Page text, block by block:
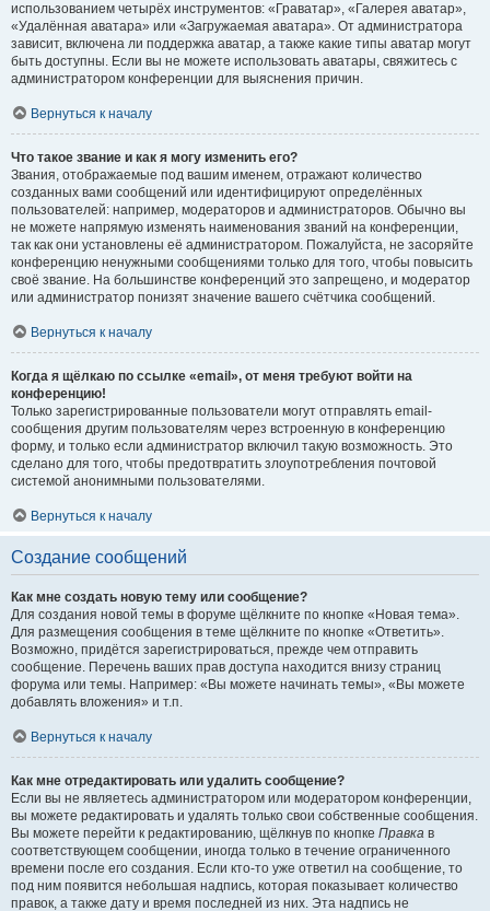
использованием четырёх инструментов: «Граватар», «Галерея аватар»,
«Удалённая аватара» или «Загружаемая аватара». От администратора
зависит, включена ли поддержка аватар, а также какие типы аватар могут
быть доступны. Если вы не можете использовать аватары, свяжитесь с
администратором конференции для выяснения причин.
Вернуться к началу
Что такое звание и как я могу изменить его?
Звания, отображаемые под вашим именем, отражают количество
созданных вами сообщений или идентифицируют определённых
пользователей: например, модераторов и администраторов. Обычно вы
не можете напрямую изменять наименования званий на конференции,
так как они установлены её администратором. Пожалуйста, не засоряйте
конференцию ненужными сообщениями только для того, чтобы повысить
своё звание. На большинстве конференций это запрещено, и модератор
или администратор понизят значение вашего счётчика сообщений.
Вернуться к началу
Когда я щёлкаю по ссылке «email», от меня требуют войти на
конференцию!
Только зарегистрированные пользователи могут отправлять email-
сообщения другим пользователям через встроенную в конференцию
форму, и только если администратор включил такую возможность. Это
сделано для того, чтобы предотвратить злоупотребления почтовой
системой анонимными пользователями.
Вернуться к началу
Создание сообщений
Как мне создать новую тему или сообщение?
Для создания новой темы в форуме щёлкните по кнопке «Новая тема».
Для размещения сообщения в теме щёлкните по кнопке «Ответить».
Возможно, придётся зарегистрироваться, прежде чем отправить
сообщение. Перечень ваших прав доступа находится внизу страниц
форума или темы. Например: «Вы можете начинать темы», «Вы можете
добавлять вложения» и т.п.
Вернуться к началу
Как мне отредактировать или удалить сообщение?
Если вы не являетесь администратором или модератором конференции,
вы можете редактировать и удалять только свои собственные сообщения.
Вы можете перейти к редактированию, щёлкнув по кнопке Правка в
соответствующем сообщении, иногда только в течение ограниченного
времени после его создания. Если кто-то уже ответил на сообщение, то
под ним появится небольшая надпись, которая показывает количество
правок, а также дату и время последней из них. Эта надпись не